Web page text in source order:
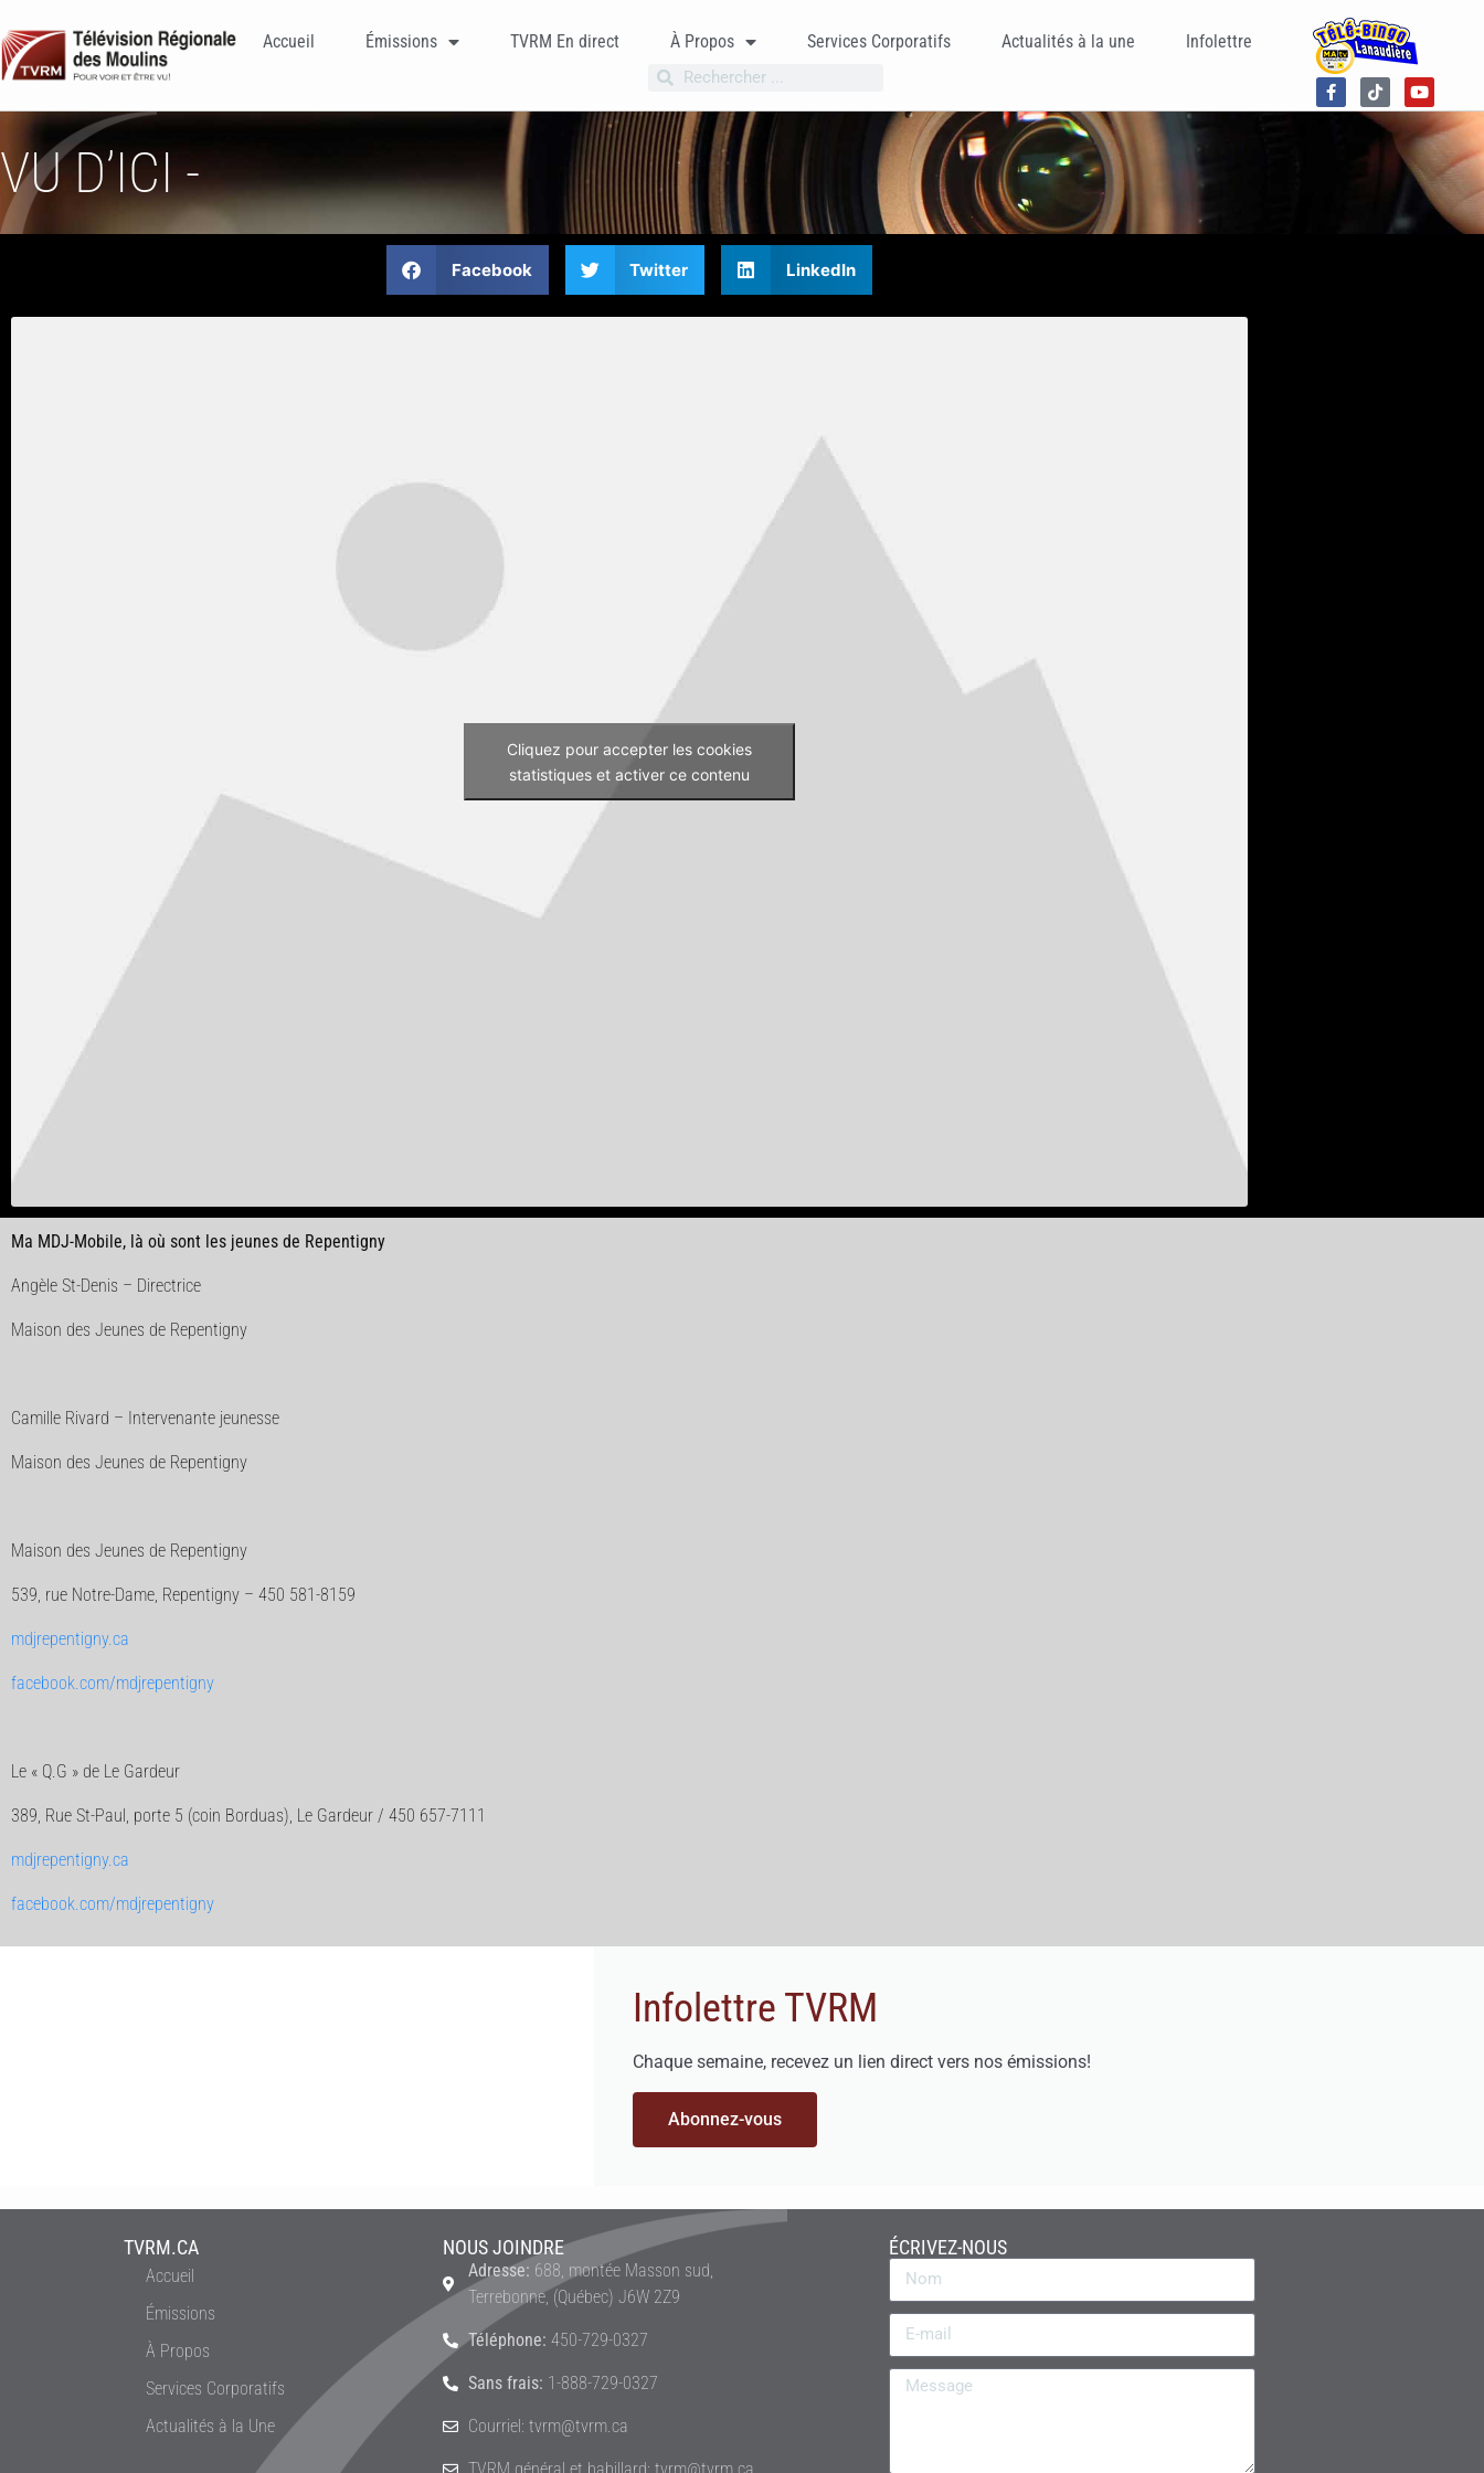
Accueil Émissions TVRM En direct À Propos Services Corporatifs Actualités à la une Infolettre
VU D’ICI -
Facebook Twitter LinkedIn
Cliquez pour accepter les cookies
statistiques et activer ce contenu
Ma MDJ-Mobile, là où sont les jeunes de Repentigny
Angèle St-Denis – Directrice
Maison des Jeunes de Repentigny
Camille Rivard – Intervenante jeunesse
Maison des Jeunes de Repentigny
Maison des Jeunes de Repentigny
539, rue Notre-Dame, Repentigny – 450 581-8159
mdjrepentigny.ca
facebook.com/mdjrepentigny
Le « Q.G » de Le Gardeur
389, Rue St-Paul, porte 5 (coin Borduas), Le Gardeur / 450 657-7111
mdjrepentigny.ca
facebook.com/mdjrepentigny
Infolettre TVRM
Chaque semaine, recevez un lien direct vers nos émissions!
Abonnez-vous
TVRM.CA
Accueil
Émissions
À Propos
Services Corporatifs
Actualités à la Une
NOUS JOINDRE
Adresse: 688, montée Masson sud,
Terrebonne, (Québec) J6W 2Z9
Téléphone: 450-729-0327
Sans frais: 1-888-729-0327
Courriel: tvrm@tvrm.ca
ÉCRIVEZ-NOUS